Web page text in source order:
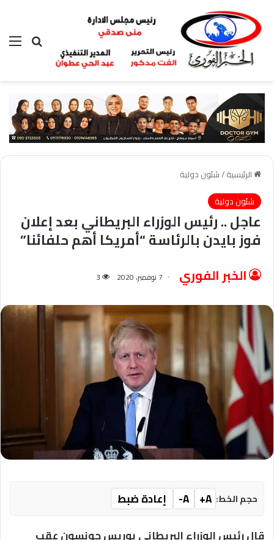
بحث عن
الرئيسية/شئون دولية
شئون دولية
عاجل .. رئيس الوزراء البريطاني بعد إعلان
فوز بايدن بالرئاسة “أمريكا أهم حلفائنا”
الخبر الفوري 7 نوفمبر، 2020 3
حجم الخط: A+
A-
إعادة ضبط
قال رئيس الوزراء البريطاني بوريس جونسون عقب